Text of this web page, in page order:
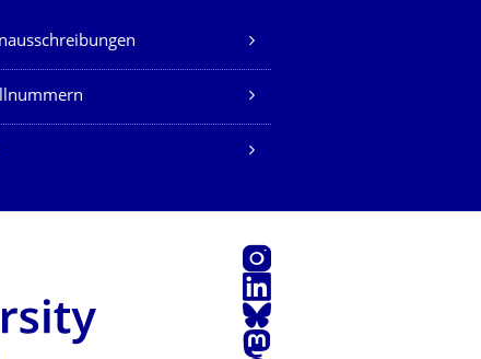
Instagram
LinkedIn
Bluesky
Mastodon